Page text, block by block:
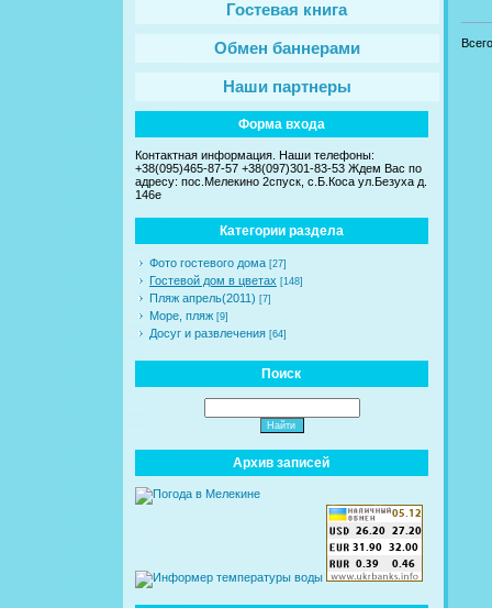
Гостевая книга
Обмен баннерами
Наши партнеры
Форма входа
Контактная информация. Наши телефоны:
+38(095)465-87-57 +38(097)301-83-53 Ждем Вас по
адресу: пос.Мелекино 2спуск, c.Б.Коса ул.Безуха д.
146е
Категории раздела
Фото гостевого дома [27]
Гостевой дом в цветах [148]
Пляж апрель(2011) [7]
Море, пляж [9]
Досуг и развлечения [64]
Поиск
Архив записей